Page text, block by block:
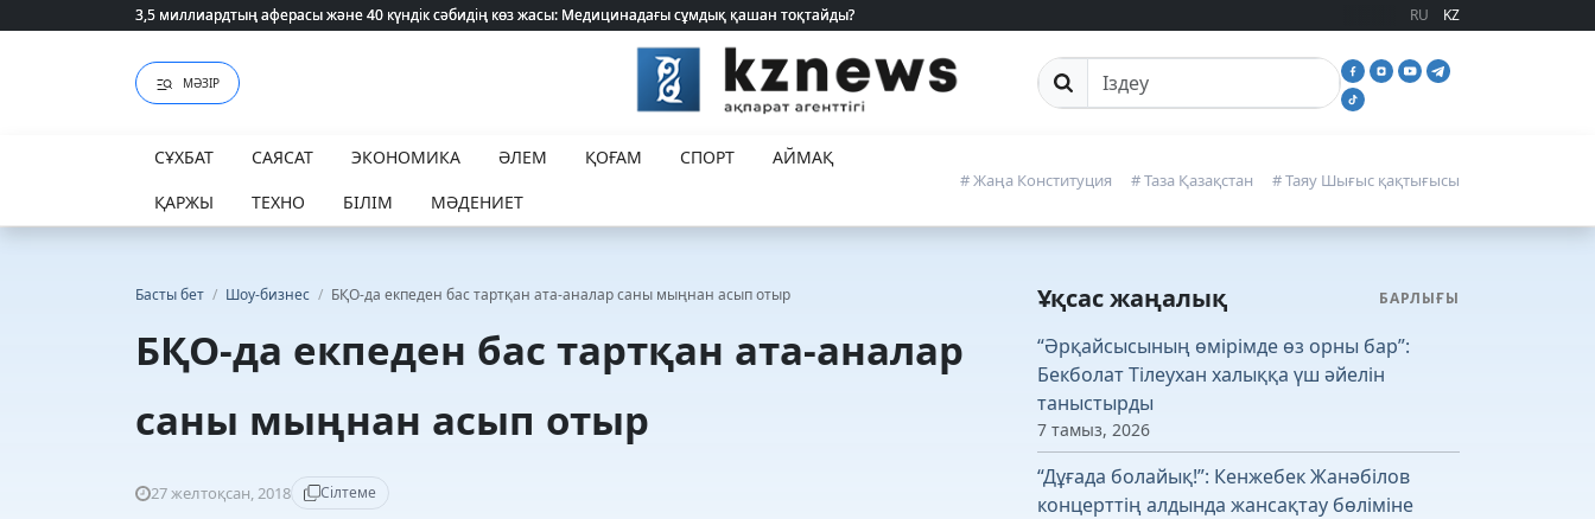
3,5 миллиардтың аферасы және 40 күндік сәбидің көз жасы: Медицинадағы сұмдық қашан тоқтайды?
3,5 миллиардтың аферасы және 40 күндік сәбидің көз жасы: Медицинадағы сұмдық қашан тоқтайды? RU KZ
МӘЗІР Сайттан іздеу
СҰХБАТ САЯСАТ ЭКОНОМИКА ӘЛЕМ ҚОҒАМ СПОРТ
АЙМАҚ
ҚАРЖЫ
ТЕХНО БІЛІМ МӘДЕНИЕТ
# Жаңа Конституция # Таза Қазақстан # Таяу Шығыс қақтығысы
Басты бет / Шоу-бизнес / БҚО-да екпеден бас тартқан ата-аналар саны мыңнан асып отыр
БҚО-да екпеден бас тартқан ата-аналар
саны мыңнан асып отыр
27 желтоқсан, 2018 Сілтеме
Ұқсас жаңалық БАРЛЫҒЫ
“Әрқайсысының өмірімде өз орны бар”:
Бекболат Тілеухан халыққа үш әйелін
таныстырды
7 тамыз, 2026
“Дұғада болайық!”: Кенжебек Жанәбілов
концерттің алдында жансақтау бөліміне